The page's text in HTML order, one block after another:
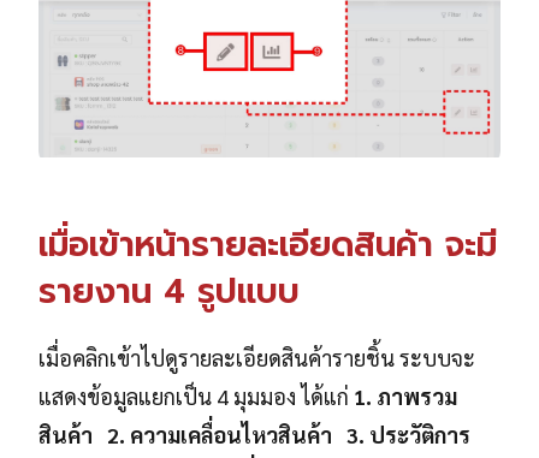
เมื่อเข้าหน้ารายละเอียดสินค้า จะมี
รายงาน 4 รูปแบบ
เมื่อคลิกเข้าไปดูรายละเอียดสินค้ารายชิ้น ระบบจะ
แสดงข้อมูลแยกเป็น 4 มุมมอง ได้แก่ 1. ภาพรวม
สินค้า 2. ความเคลื่อนไหวสินค้า 3. ประวัติการ